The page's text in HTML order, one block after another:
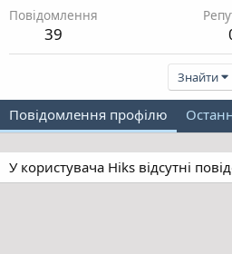
Повідомлення
39
Знайти
Повідомлення профілю
У користувача Hiks відсутні